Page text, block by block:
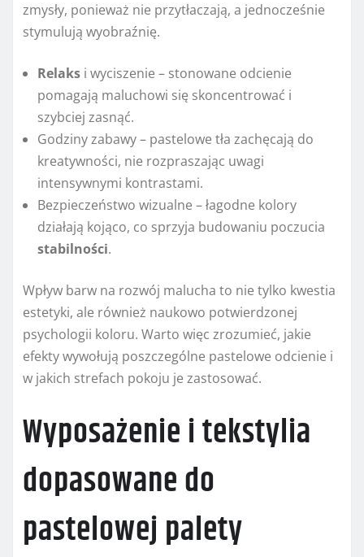
zmysły, ponieważ nie przytłaczają, a jednocześnie
stymulują wyobraźnię.
Relaks i wyciszenie – stonowane odcienie
pomagają maluchowi się skoncentrować i
szybciej zasnąć.
Godziny zabawy – pastelowe tła zachęcają do
kreatywności, nie rozpraszając uwagi
intensywnymi kontrastami.
Bezpieczeństwo wizualne – łagodne kolory
działają kojąco, co sprzyja budowaniu poczucia
stabilności.
Wpływ barw na rozwój malucha to nie tylko kwestia
estetyki, ale również naukowo potwierdzonej
psychologii koloru. Warto więc zrozumieć, jakie
efekty wywołują poszczególne pastelowe odcienie i
w jakich strefach pokoju je zastosować.
Wyposażenie i tekstylia
dopasowane do
pastelowej palety